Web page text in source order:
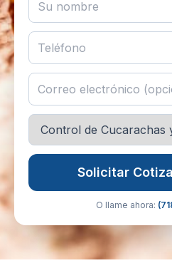
Solicitar
O llame ahora: